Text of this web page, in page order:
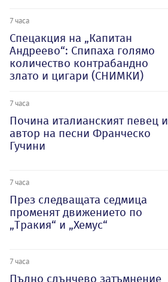
7 часа
Спецакция на „Капитан
Андреево“: Спипаха голямо
количество контрабандно
злато и цигари (СНИМКИ)
7 часа
Почина италианският певец и
автор на песни Франческо
Гучини
7 часа
През следващата седмица
променят движението по
„Тракия“ и „Хемус“
7 часа
Пълно слънчево затъмнение